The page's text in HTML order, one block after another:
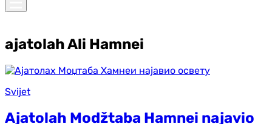
ajatolah Ali Hamnei
Svijet
Ajatolah Modžtaba Hamnei najavio